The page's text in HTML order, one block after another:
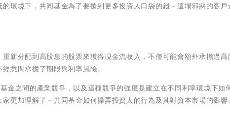
環境下，共同基金為了要搶到更多投資人口袋的錢－這場邪惡的客戶
新分配到高股息的股票來獲得現金流收入，不僅可能會額外承擔過高
意間承擔了期限與利率風險。
金之間的產業競爭，以及這種競爭的強度是建立在不同利率環境下如
更加理解了－共同基金如何操弄投資人的行為及其對資本市場的影響。